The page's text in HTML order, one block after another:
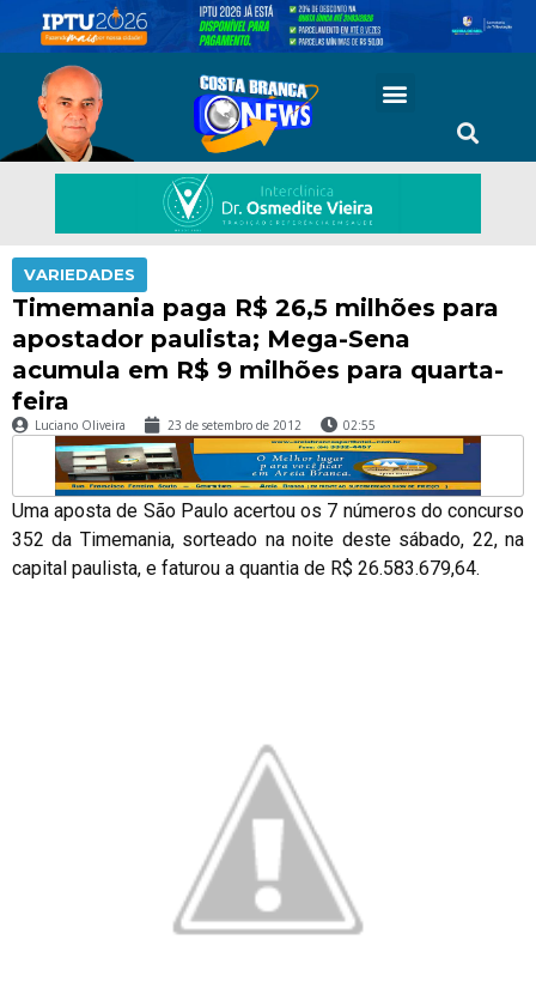
VARIEDADES
Timemania paga R$ 26,5 milhões para
apostador paulista; Mega-Sena
acumula em R$ 9 milhões para quarta-
feira
Luciano Oliveira 23 de setembro de 2012 02:55
Uma aposta de São Paulo acertou os 7 números do concurso
352 da Timemania, sorteado na noite deste sábado, 22, na
capital paulista, e faturou a quantia de R$ 26.583.679,64.